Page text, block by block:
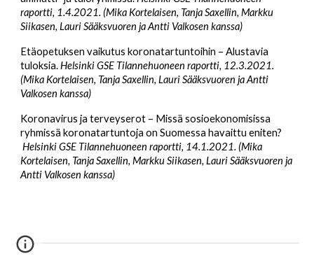
raportti, 1.4.2021. (Mika Kortelaisen, Tanja Saxellin, Markku
Siikasen, Lauri Sääksvuoren ja Antti Valkosen kanssa)
Etäopetuksen vaikutus koronatartuntoihin – Alustavia
tuloksia.Helsinki GSE Tilannehuoneen raportti, 12.3.2021.
(Mika Kortelaisen, Tanja Saxellin, Lauri Sääksvuoren ja Antti
Valkosen kanssa)
Koronavirus ja terveyserot – Missä sosioekonomisissa
ryhmissä koronatartuntoja on Suomessa havaittu eniten?
Helsinki GSE Tilannehuoneen raportti, 14.1.2021. (Mika
Kortelaisen, Tanja Saxellin, Markku Siikasen, Lauri Sääksvuoren ja
Antti Valkosen kanssa)